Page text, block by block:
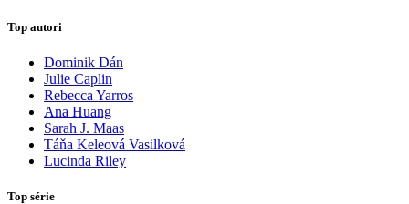
Top autori
Dominik Dán
Julie Caplin
Rebecca Yarros
Ana Huang
Sarah J. Maas
Táňa Keleová Vasilková
Lucinda Riley
Top série